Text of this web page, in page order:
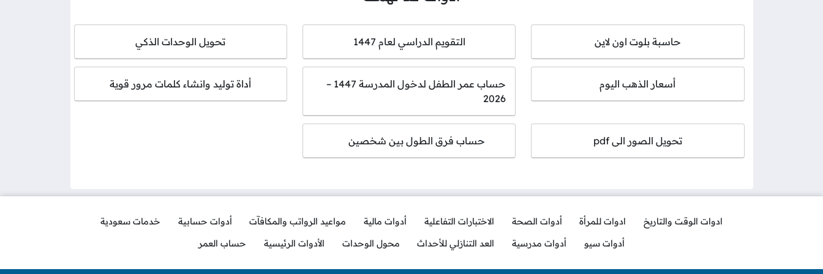
حاسبة بلوت اون لاين التقويم الدراسي لعام 1447 تحويل الوحدات الذكي
أسعار الذهب اليوم
حساب عمر الطفل لدخول المدرسة 1447 –
2026
أداة توليد وانشاء كلمات مرور قوية
تحويل الصور الى pdf حساب فرق الطول بين شخصين
ادوات الوقت والتاريخ ادوات للمرأة أدوات الصحة الاختبارات التفاعلية أدوات مالية مواعيد الرواتب والمكافآت أدوات حسابية
خدمات سعودية
أدوات سيو
أدوات مدرسية العد التنازلي للأحداث محول الوحدات الأدوات الرئيسية حساب العمر